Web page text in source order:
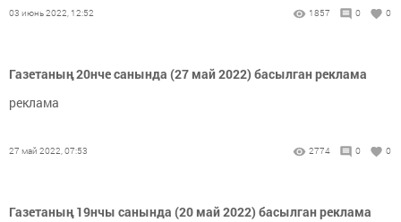
03 июнь 2022, 12:52 1857 0 0
Газетаның 20нче санында (27 май 2022) басылган реклама
реклама
27 май 2022, 07:53 2774 0 0
Газетаның 19нчы санында (20 май 2022) басылган реклама